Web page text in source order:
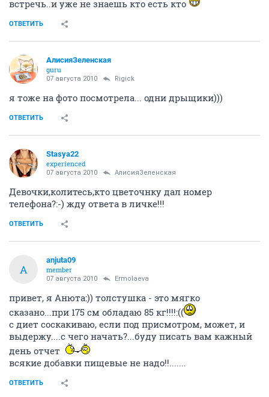
встречь..и уже не знаешь кто есть кто
ОТВЕТИТЬ
АлисияЗеленская
guru
07 августа 2010 Rigick
я тоже на фото посмотрела... одни дрыщики)))
ОТВЕТИТЬ
Stasya22
experienced
07 августа 2010 АлисияЗеленская
Девочки,колитесь,кто цветочнку дал номер
телефона?:-) жду ответа в личке!!!
ОТВЕТИТЬ
A
anjuta09
member
07 августа 2010 Ermolaeva
привет, я Анюта:)) толстушка - это мягко
сказано...при 175 см обладаю 85 кг!!!!:((
с диет соскакиваю, если под присмотром, может, и
выдержу....с чего начать?...буду писать вам кажный
день отчет
всякие добавки пищевые не надо!!.......
ОТВЕТИТЬ